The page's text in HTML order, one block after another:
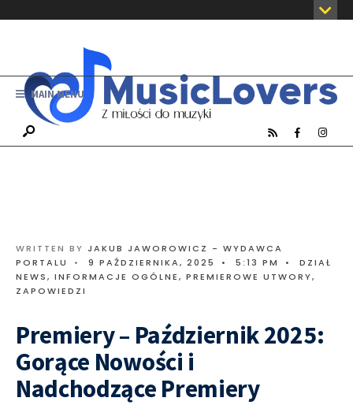
MAIN MENU
WRITTEN BY JAKUB JAWOROWICZ - WYDAWCA
PORTALU
• 9 PAŹDZIERNIKA, 2025 • 5:13 PM •
DZIAŁ
NEWS, INFORMACJE OGÓLNE, PREMIEROWE UTWORY,
ZAPOWIEDZI
Premiery – Październik 2025:
Gorące Nowości i
Nadchodzące Premiery